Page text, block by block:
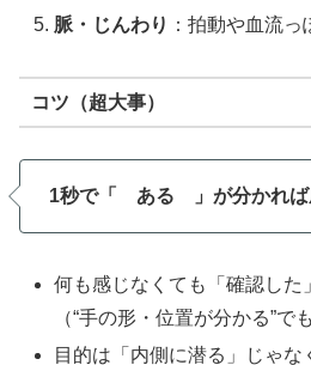
脈・じんわり ：拍動や血流っ
コツ（超大事）
1秒で「 ある 」が分かれば
何も感じなくても「確認した
（“手の形・位置が分かる”で
目的は「内側に潜る」じゃな